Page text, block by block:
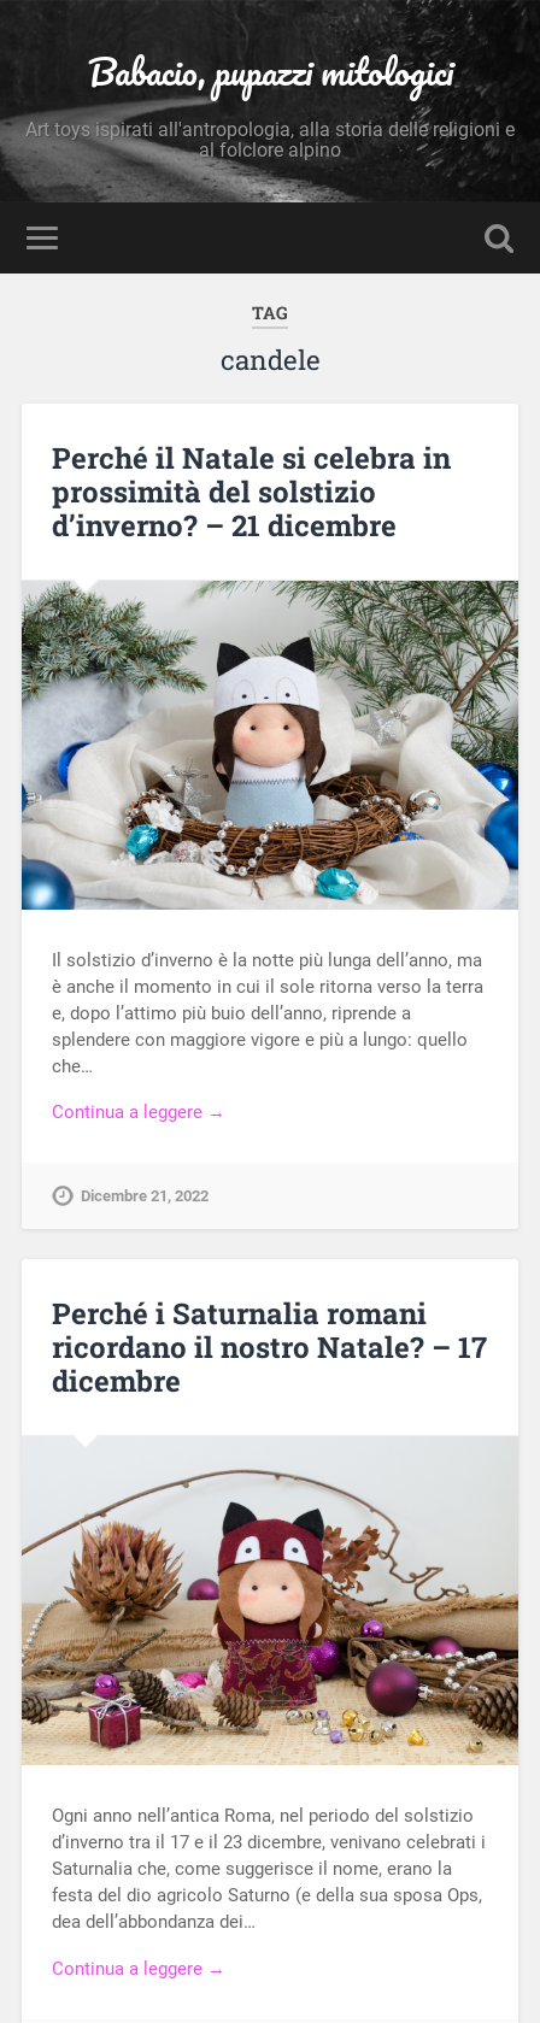
Babacio, pupazzi mitologici
Art toys ispirati all'antropologia, alla storia delle religioni e
al folclore alpino
TAG
candele
Perché il Natale si celebra in
prossimità del solstizio
d’inverno? – 21 dicembre
Il solstizio d’inverno è la notte più lunga dell’anno, ma
è anche il momento in cui il sole ritorna verso la terra
e, dopo l’attimo più buio dell’anno, riprende a
splendere con maggiore vigore e più a lungo: quello
che…
Continua a leggere →
Dicembre 21, 2022
Perché i Saturnalia romani
ricordano il nostro Natale? – 17
dicembre
Ogni anno nell’antica Roma, nel periodo del solstizio
d’inverno tra il 17 e il 23 dicembre, venivano celebrati i
Saturnalia che, come suggerisce il nome, erano la
festa del dio agricolo Saturno (e della sua sposa Ops,
dea dell’abbondanza dei…
Continua a leggere →